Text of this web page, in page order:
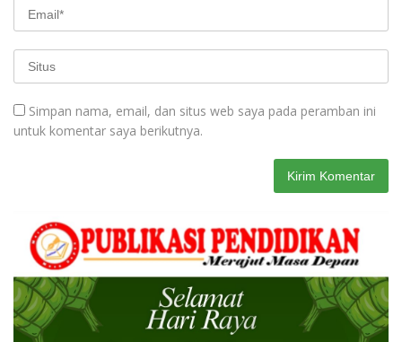
Simpan nama, email, dan situs web saya pada peramban ini
untuk komentar saya berikutnya.